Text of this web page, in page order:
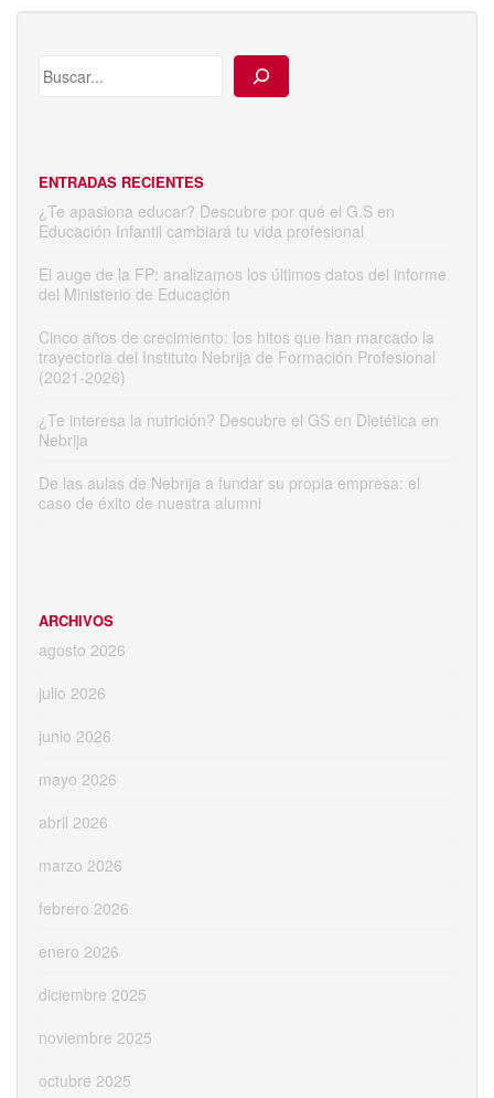
ENTRADAS RECIENTES
¿Te apasiona educar? Descubre por qué el G.S en
Educación Infantil cambiará tu vida profesional
El auge de la FP: analizamos los últimos datos del informe
del Ministerio de Educación
Cinco años de crecimiento: los hitos que han marcado la
trayectoria del Instituto Nebrija de Formación Profesional
(2021-2026)
¿Te interesa la nutrición? Descubre el GS en Dietética en
Nebrija
De las aulas de Nebrija a fundar su propia empresa: el
caso de éxito de nuestra alumni
ARCHIVOS
agosto 2026
julio 2026
junio 2026
mayo 2026
abril 2026
marzo 2026
febrero 2026
enero 2026
diciembre 2025
noviembre 2025
octubre 2025